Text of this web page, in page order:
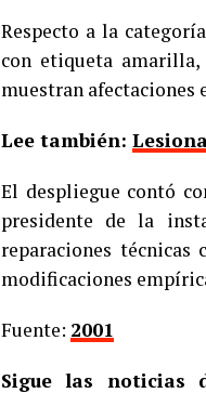
Respecto a la
con etiqueta amarilla,
muestran afectaciones
Lee también:
El despliegue contó
presidente de la
reparaciones
modificaciones
Fuente: 2001
Sigue las noticias